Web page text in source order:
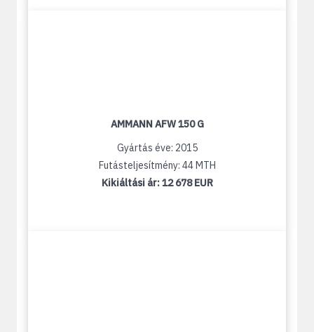
AMMANN AFW 150 G
Gyártás éve: 2015
Futásteljesítmény: 44 MTH
Kikiáltási ár:12 678 EUR